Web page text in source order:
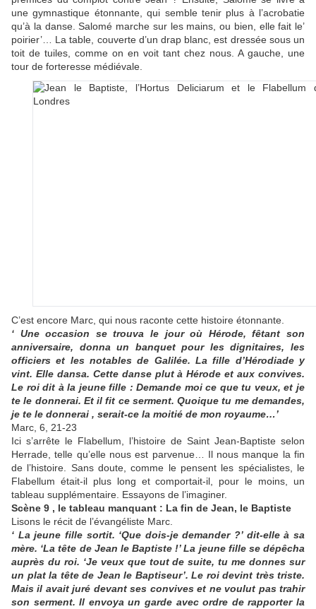
une gymnastique étonnante, qui semble tenir plus à l’acrobatie
qu’à la danse. Salomé marche sur les mains, ou bien, elle fait le’
poirier’… La table, couverte d’un drap blanc, est dressée sous un
toit de tuiles, comme on en voit tant chez nous. A gauche, une
tour de forteresse médiévale.
C’est encore Marc, qui nous raconte cette histoire étonnante.
‘ Une occasion se trouva le jour où Hérode, fêtant son
anniversaire, donna un banquet pour les dignitaires, les
officiers et les notables de Galilée. La fille d’Hérodiade y
vint. Elle dansa. Cette danse plut à Hérode et aux convives.
Le roi dit à la jeune fille : Demande moi ce que tu veux, et je
te le donnerai. Et il fit ce serment. Quoique tu me demandes,
je te le donnerai , serait-ce la moitié de mon royaume…’
Marc, 6, 21-23
Ici s’arrête le Flabellum, l’histoire de Saint Jean-Baptiste selon
Herrade, telle qu’elle nous est parvenue… Il nous manque la fin
de l’histoire. Sans doute, comme le pensent les spécialistes, le
Flabellum était-il plus long et comportait-il, pour le moins, un
tableau supplémentaire. Essayons de l’imaginer.
Scène 9 , le tableau manquant : La fin de Jean, le Baptiste
Lisons le récit de l’évangéliste Marc.
‘ La jeune fille sortit. ‘Que dois-je demander ?’ dit-elle à sa
mère. ‘La tête de Jean le Baptiste !’ La jeune fille se dépêcha
auprès du roi. ‘Je veux que tout de suite, tu me donnes sur
un plat la tête de Jean le Baptiseur’. Le roi devint très triste.
Mais il avait juré devant ses convives et ne voulut pas trahir
son serment. Il envoya un garde avec ordre de rapporter la